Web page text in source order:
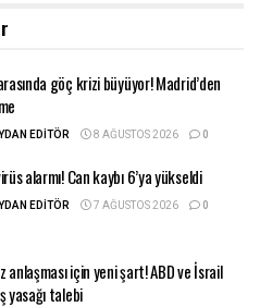
göç krizi büyüyor! Madrid’den
EDITÖR 8 AĞUSTOS 2026 0
alarmı! Can kaybı 6’ya yükseldi
EDITÖR 7 AĞUSTOS 2026 0
anlaşması için yeni şart! ABD ve İsrail
yasağı talebi